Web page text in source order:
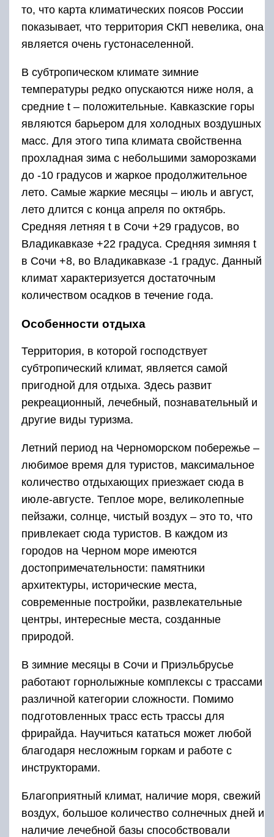
то, что карта климатических поясов России
показывает, что территория СКП невелика, она
является очень густонаселенной.
В субтропическом климате зимние
температуры редко опускаются ниже ноля, а
средние t – положительные. Кавказские горы
являются барьером для холодных воздушных
масс. Для этого типа климата свойственна
прохладная зима с небольшими заморозками
до -10 градусов и жаркое продолжительное
лето. Самые жаркие месяцы – июль и август,
лето длится с конца апреля по октябрь.
Средняя летняя t в Сочи +29 градусов, во
Владикавказе +22 градуса. Средняя зимняя t
в Сочи +8, во Владикавказе -1 градус. Данный
климат характеризуется достаточным
количеством осадков в течение года.
Особенности отдыха
Территория, в которой господствует
субтропический климат, является самой
пригодной для отдыха. Здесь развит
рекреационный, лечебный, познавательный и
другие виды туризма.
Летний период на Черноморском побережье –
любимое время для туристов, максимальное
количество отдыхающих приезжает сюда в
июле-августе. Теплое море, великолепные
пейзажи, солнце, чистый воздух – это то, что
привлекает сюда туристов. В каждом из
городов на Черном море имеются
достопримечательности: памятники
архитектуры, исторические места,
современные постройки, развлекательные
центры, интересные места, созданные
природой.
В зимние месяцы в Сочи и Приэльбрусье
работают горнолыжные комплексы с трассами
различной категории сложности. Помимо
подготовленных трасс есть трассы для
фрирайда. Научиться кататься может любой
благодаря несложным горкам и работе с
инструкторами.
Благоприятный климат, наличие моря, свежий
воздух, большое количество солнечных дней и
наличие лечебной базы способствовали